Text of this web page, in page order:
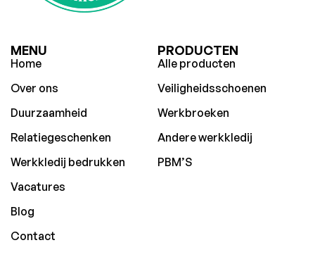
MENU
Home
Over ons
Duurzaamheid
Relatiegeschenken
Werkkledij bedrukken
Vacatures
Blog
Contact
PRODUCTEN
Alle producten
Veiligheidsschoenen
Werkbroeken
Andere werkkledij
PBM’S